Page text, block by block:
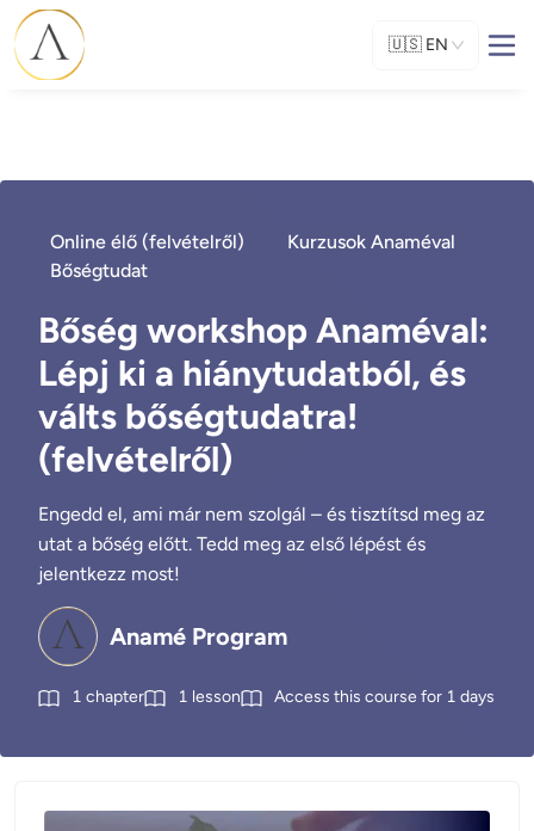
🇺🇸 EN
Online élő (felvételről)
Kurzusok Anaméval
Bőségtudat
Bőség workshop Anaméval:
Lépj ki a hiánytudatból, és
válts bőségtudatra!
(felvételről)
Engedd el, ami már nem szolgál – és tisztítsd meg az
utat a bőség előtt. Tedd meg az első lépést és
jelentkezz most!
Anamé Program
1 chapter 1 lesson Access this course for 1 days